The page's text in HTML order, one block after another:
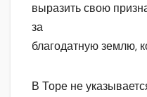
выразить свою
за
благодатную землю,
В Торе не